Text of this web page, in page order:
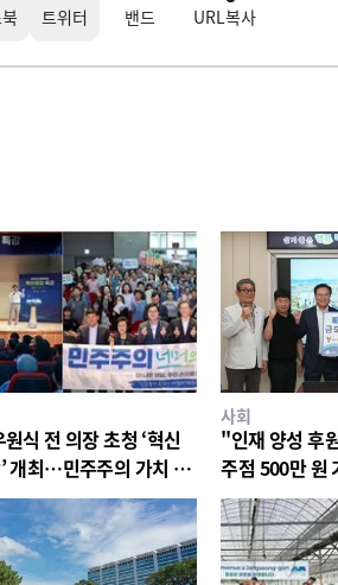
트위터 밴드 URL복사
식 전 의장 초청 ‘혁신
개최…민주주의 가치 공
사회
"인재 양성 후
주점 500만 원